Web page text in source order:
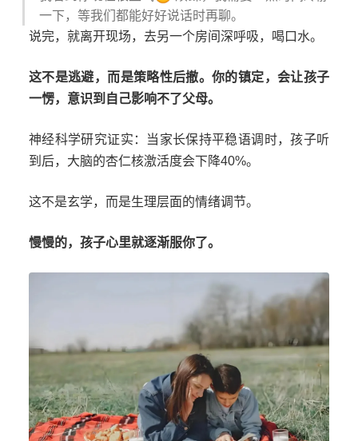
一下，等我们都能好好说话时再聊。
说完，就离开现场，去另一个房间深呼吸，喝口水。
这不是逃避，而是策略性后撤。你的镇定，会让孩子
一愣，意识到自己影响不了父母。
神经科学研究证实：当家长保持平稳语调时，孩子听
到后，大脑的杏仁核激活度会下降40%。
这不是玄学，而是生理层面的情绪调节。
慢慢的，孩子心里就逐渐服你了。